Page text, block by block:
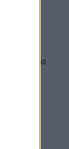
Cabras